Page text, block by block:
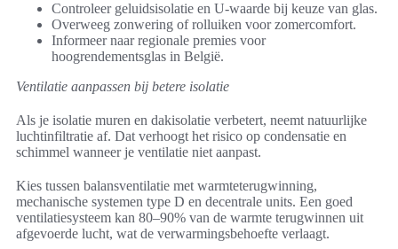
Controleer geluidsisolatie en U-waarde bij keuze van glas.
Overweeg zonwering of rolluiken voor zomercomfort.
Informeer naar regionale premies voor
hoogrendementsglas in België.
Ventilatie aanpassen bij betere isolatie
Als je isolatie muren en dakisolatie verbetert, neemt natuurlijke
luchtinfiltratie af. Dat verhoogt het risico op condensatie en
schimmel wanneer je ventilatie niet aanpast.
Kies tussen balansventilatie met warmteterugwinning,
mechanische systemen type D en decentrale units. Een goed
ventilatiesysteem kan 80–90% van de warmte terugwinnen uit
afgevoerde lucht, wat de verwarmingsbehoefte verlaagt.